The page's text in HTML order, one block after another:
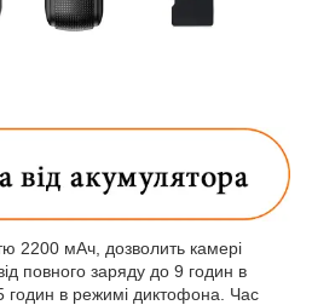
2200 мАч, дозволить камері
повного заряду до 9 годин в
годин в режимі диктофона. Час